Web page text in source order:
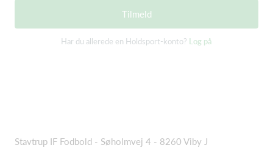
Tilmeld
Har du allerede en Holdsport-konto? Log på
Stavtrup IF Fodbold - Søholmvej 4 - 8260 Viby J